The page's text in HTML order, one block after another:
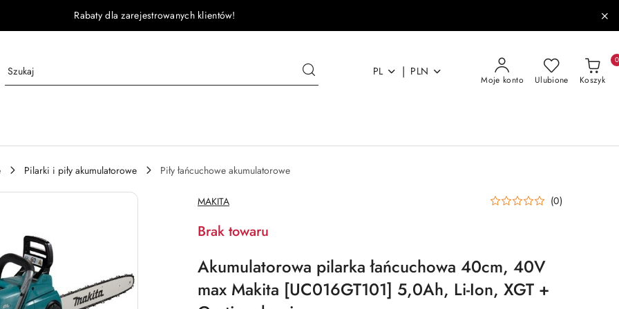
Rabaty dla zarejestrowanych klientów!
PL | PLN
Moje konto Ulubione Koszyk
0
Pilarki i piły akumulatorowe
Piły łańcuchowe akumulatorowe
NAZWA
PRODUCENTA:
MAKITA (0)
Brak towaru
Akumulatorowa pilarka łańcuchowa 40cm, 40V
max Makita [UC016GT101] 5,0Ah, Li-Ion, XGT +